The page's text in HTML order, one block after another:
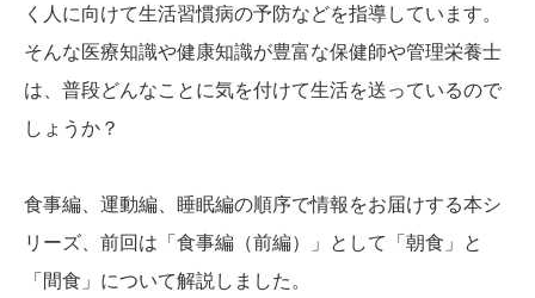
く人に向けて生活習慣病の予防などを指導しています。
そんな医療知識や健康知識が豊富な保健師や管理栄養士
は、普段どんなことに気を付けて生活を送っているので
しょうか？
食事編、運動編、睡眠編の順序で情報をお届けする本シ
リーズ、前回は「食事編（前編）」として「朝食」と
「間食」について解説しました。